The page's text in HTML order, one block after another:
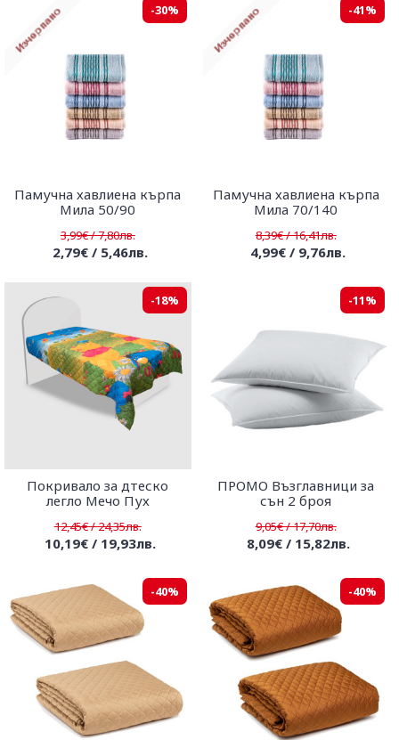
-30%
Памучна хавлиена кърпа
Мила 50/90
3,99€ / 7,80лв.
2,79€ / 5,46лв.
-41%
Памучна хавлиена кърпа
Мила 70/140
8,39€ / 16,41лв.
4,99€ / 9,76лв.
-18%
Покривало за дтеско
легло Мечо Пух
12,45€ / 24,35лв.
10,19€ / 19,93лв.
-11%
ПРОМО Възглавници за
сън 2 броя
9,05€ / 17,70лв.
8,09€ / 15,82лв.
-40% -40%